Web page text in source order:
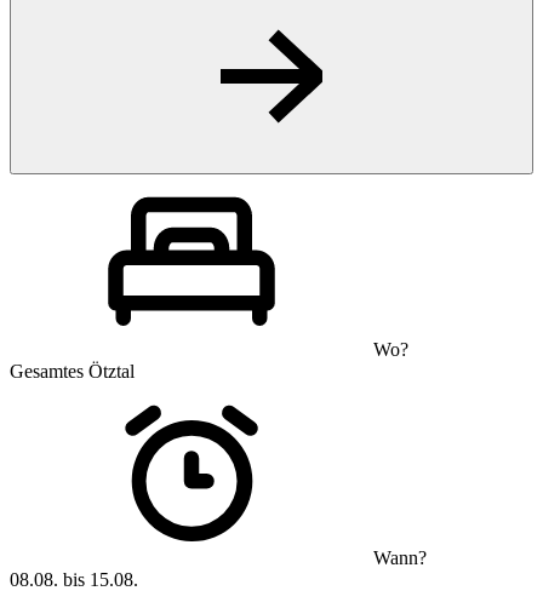
Wo?
Gesamtes Ötztal
Wann?
08.08. bis 15.08.